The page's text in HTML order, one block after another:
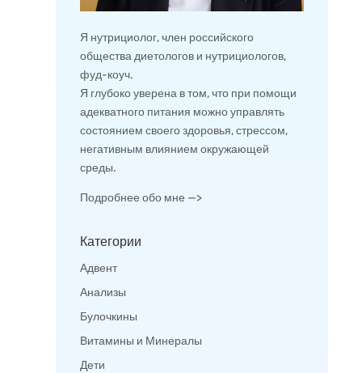
Я нутрициолог, член российского
общества диетологов и нутрициологов,
фуд-коуч.
Я глубоко уверена в том, что при помощи
адекватного питания можно управлять
состоянием своего здоровья, стрессом,
негативным влиянием окружающей
среды.
Подробнее обо мне —>
Категории
Адвент
Анализы
Булочкины
Витамины и Минералы
Дети